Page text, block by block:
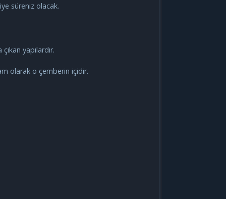
süreniz olacak.
yapılardır.
olarak o çemberin içidir.